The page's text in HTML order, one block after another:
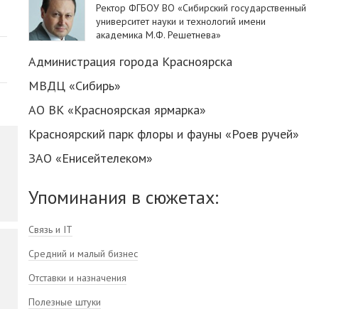
Ректор ФГБОУ ВО «Сибирский государственный
университет науки и технологий имени
академика М.Ф. Решетнева»
Администрация города Красноярска
МВДЦ «Сибирь»
АО ВК «Красноярская ярмарка»
Красноярский парк флоры и фауны «Роев ручей»
ЗАО «Енисейтелеком»
Упоминания в сюжетах:
Связь и IT
Средний и малый бизнес
Отставки и назначения
Полезные штуки